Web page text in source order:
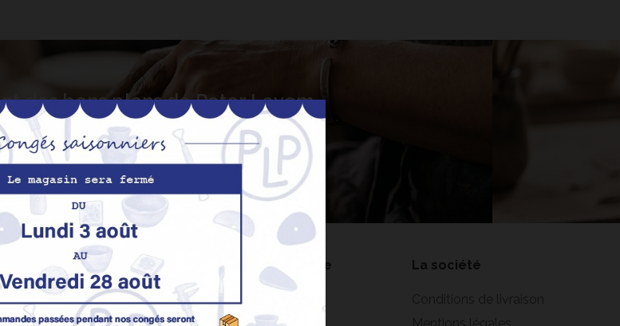
des bons plans de Peter Lavem
S’abonner
Nos produits
Promotions
Mon compte
personnelles
La société